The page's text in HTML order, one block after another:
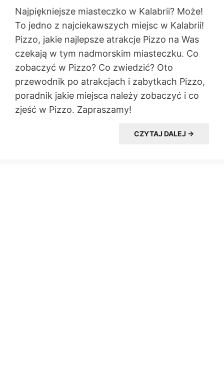
Najpiękniejsze miasteczko w Kalabrii? Może!
To jedno z najciekawszych miejsc w Kalabrii!
Pizzo, jakie najlepsze atrakcje Pizzo na Was
czekają w tym nadmorskim miasteczku. Co
zobaczyć w Pizzo? Co zwiedzić? Oto
przewodnik po atrakcjach i zabytkach Pizzo,
poradnik jakie miejsca należy zobaczyć i co
zjeść w Pizzo. Zapraszamy!
CZYTAJ DALEJ →